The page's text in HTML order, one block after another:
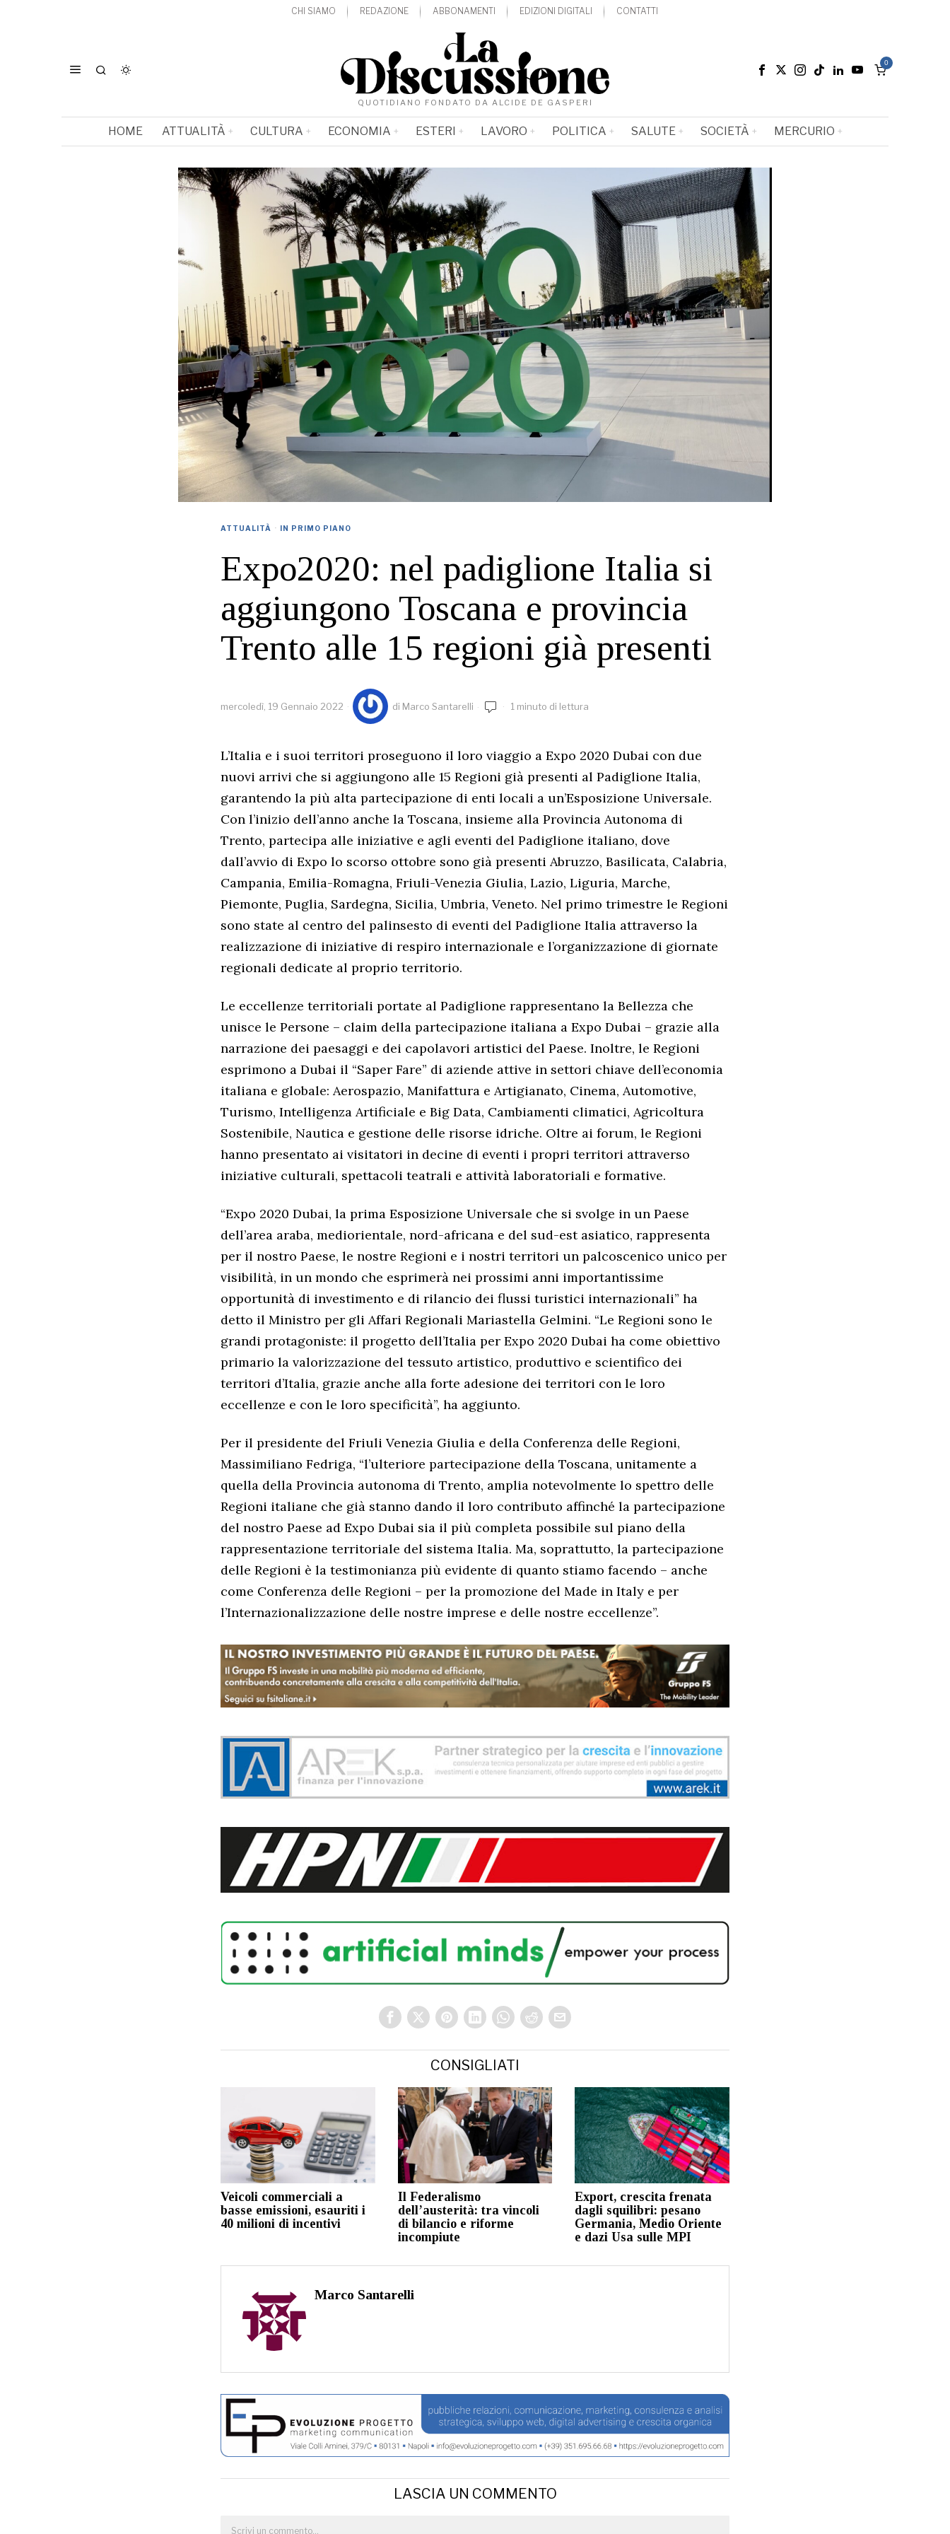
CHI SIAMO REDAZIONE ABBONAMENTI EDIZIONI DIGITALI CONTATTI
QUOTIDIANO FONDATO DA ALCIDE DE GASPERI
0
HOME ATTUALITÀ CULTURA ECONOMIA ESTERI LAVORO POLITICA SALUTE SOCIETÀ MERCURIO
ATTUALITÀ · IN PRIMO PIANO
Expo2020: nel padiglione Italia si
aggiungono Toscana e provincia
Trento alle 15 regioni già presenti
mercoledì, 19 Gennaio 2022 di Marco Santarelli 1 minuto di lettura
L’Italia e i suoi territori proseguono il loro viaggio a Expo 2020 Dubai con due
nuovi arrivi che si aggiungono alle 15 Regioni già presenti al Padiglione Italia,
garantendo la più alta partecipazione di enti locali a un’Esposizione Universale.
Con l’inizio dell’anno anche la Toscana, insieme alla Provincia Autonoma di
Trento, partecipa alle iniziative e agli eventi del Padiglione italiano, dove
dall’avvio di Expo lo scorso ottobre sono già presenti Abruzzo, Basilicata, Calabria,
Campania, Emilia-Romagna, Friuli-Venezia Giulia, Lazio, Liguria, Marche,
Piemonte, Puglia, Sardegna, Sicilia, Umbria, Veneto. Nel primo trimestre le Regioni
sono state al centro del palinsesto di eventi del Padiglione Italia attraverso la
realizzazione di iniziative di respiro internazionale e l’organizzazione di giornate
regionali dedicate al proprio territorio.
Le eccellenze territoriali portate al Padiglione rappresentano la Bellezza che
unisce le Persone – claim della partecipazione italiana a Expo Dubai – grazie alla
narrazione dei paesaggi e dei capolavori artistici del Paese. Inoltre, le Regioni
esprimono a Dubai il “Saper Fare” di aziende attive in settori chiave dell’economia
italiana e globale: Aerospazio, Manifattura e Artigianato, Cinema, Automotive,
Turismo, Intelligenza Artificiale e Big Data, Cambiamenti climatici, Agricoltura
Sostenibile, Nautica e gestione delle risorse idriche. Oltre ai forum, le Regioni
hanno presentato ai visitatori in decine di eventi i propri territori attraverso
iniziative culturali, spettacoli teatrali e attività laboratoriali e formative.
“Expo 2020 Dubai, la prima Esposizione Universale che si svolge in un Paese
dell’area araba, mediorientale, nord-africana e del sud-est asiatico, rappresenta
per il nostro Paese, le nostre Regioni e i nostri territori un palcoscenico unico per
visibilità, in un mondo che esprimerà nei prossimi anni importantissime
opportunità di investimento e di rilancio dei flussi turistici internazionali” ha
detto il Ministro per gli Affari Regionali Mariastella Gelmini. “Le Regioni sono le
grandi protagoniste: il progetto dell’Italia per Expo 2020 Dubai ha come obiettivo
primario la valorizzazione del tessuto artistico, produttivo e scientifico dei
territori d’Italia, grazie anche alla forte adesione dei territori con le loro
eccellenze e con le loro specificità”, ha aggiunto.
Per il presidente del Friuli Venezia Giulia e della Conferenza delle Regioni,
Massimiliano Fedriga, “l’ulteriore partecipazione della Toscana, unitamente a
quella della Provincia autonoma di Trento, amplia notevolmente lo spettro delle
Regioni italiane che già stanno dando il loro contributo affinché la partecipazione
del nostro Paese ad Expo Dubai sia il più completa possibile sul piano della
rappresentazione territoriale del sistema Italia. Ma, soprattutto, la partecipazione
delle Regioni è la testimonianza più evidente di quanto stiamo facendo – anche
come Conferenza delle Regioni – per la promozione del Made in Italy e per
l’Internazionalizzazione delle nostre imprese e delle nostre eccellenze”.
CONSIGLIATI
Veicoli commerciali a
basse emissioni, esauriti i
40 milioni di incentivi
Il Federalismo
dell’austerità: tra vincoli
di bilancio e riforme
incompiute
Export, crescita frenata
dagli squilibri: pesano
Germania, Medio Oriente
e dazi Usa sulle MPI
Marco Santarelli
LASCIA UN COMMENTO